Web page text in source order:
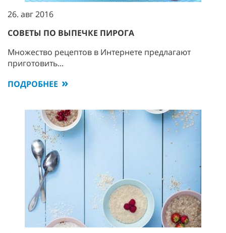
26. авг 2016
СОВЕТЫ ПО ВЫПЕЧКЕ ПИРОГА
Множество рецептов в Интернете предлагают
приготовить...
ПОДРОБНЕЕ